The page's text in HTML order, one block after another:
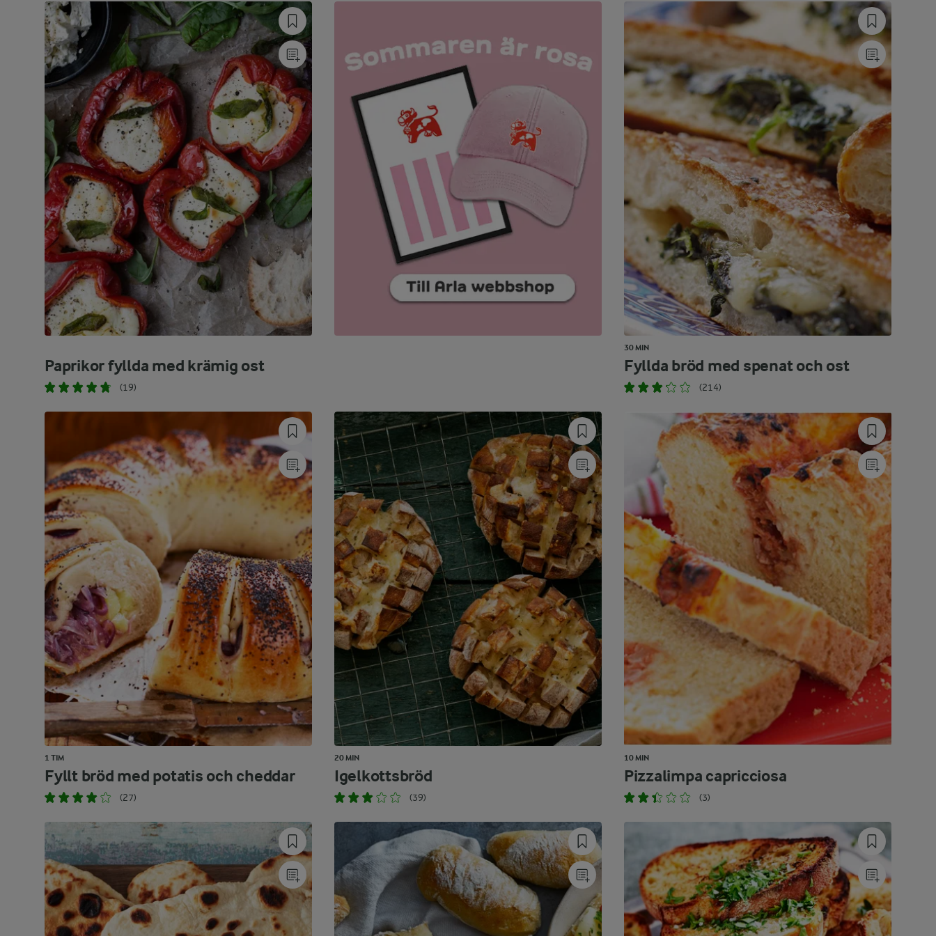
Paprikor fyllda med krämig ost
(19)
30 MIN
Fyllda bröd med spenat och ost
(214)
1 TIM
Fyllt bröd med potatis och cheddar
(27)
20 MIN
Igelkottsbröd
(39)
10 MIN
Pizzalimpa capricciosa
(3)